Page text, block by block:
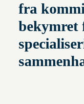
fra
bekymret